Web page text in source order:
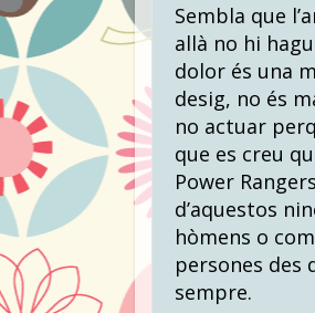
Sembla que
allà no hi
dolor és una
desig, no és
no actuar
que es creu
Power
d’aquestos
hòmens o
persones des
sempre.